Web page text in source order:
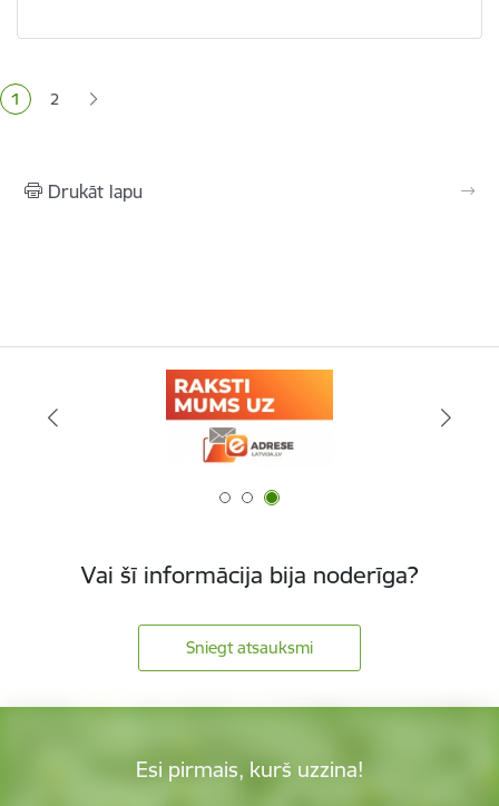
Pašreizējā lapa
1 Lapa
2
Drukāt lapu
Vai šī informācija bija noderīga?
Sniegt atsauksmi
Esi pirmais, kurš uzzina!